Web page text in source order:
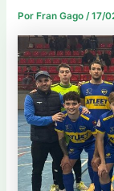
PorFran Gago /17/